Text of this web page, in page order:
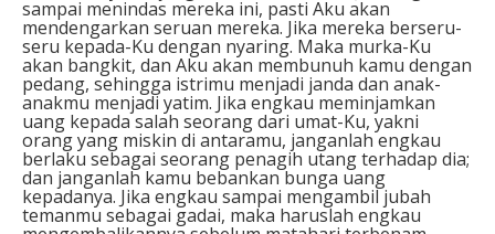
sampai menindas mereka ini, pasti Aku akan
mendengarkan seruan mereka. Jika mereka berseru-
seru kepada-Ku dengan nyaring. Maka murka-Ku
akan bangkit, dan Aku akan membunuh kamu dengan
pedang, sehingga istrimu menjadi janda dan anak-
anakmu menjadi yatim. Jika engkau meminjamkan
uang kepada salah seorang dari umat-Ku, yakni
orang yang miskin di antaramu, janganlah engkau
berlaku sebagai seorang penagih utang terhadap dia;
dan janganlah kamu bebankan bunga uang
kepadanya. Jika engkau sampai mengambil jubah
temanmu sebagai gadai, maka haruslah engkau